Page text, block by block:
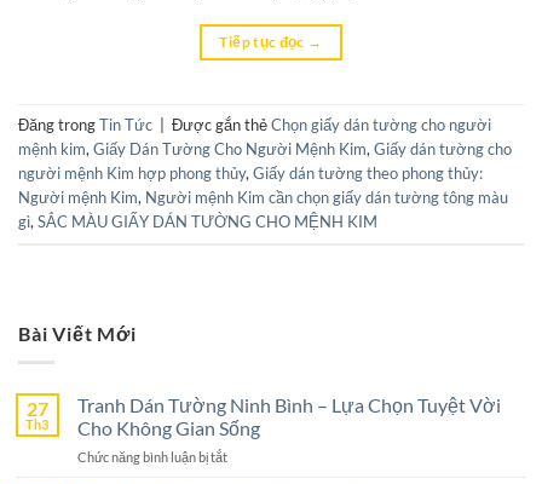
Tiếp tục đọc →
Đăng trongTin Tức Được gắn thẻChọn giấy dán tường cho người
mệnh kim, Giấy Dán Tường Cho Người Mệnh Kim, Giấy dán tường cho
người mệnh Kim hợp phong thủy, Giấy dán tường theo phong thủy:
Người mệnh Kim, Người mệnh Kim cần chọn giấy dán tường tông màu
gì, SẮC MÀU GIẤY DÁN TƯỜNG CHO MỆNH KIM
Bài Viết Mới
27
Th3
Tranh Dán Tường Ninh Bình – Lựa Chọn Tuyệt Vời
Cho Không Gian Sống
Chức năng bình luận bị tắtở